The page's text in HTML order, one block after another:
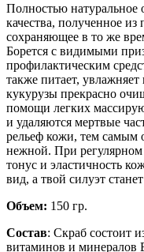
Полностью натуральное
качества, полученное
сохраняющее в то же
Борется с видимыми
профилактическим
также питает,
кукурузы прекрасно
помощи легких
и удаляются мертвые
рельеф кожи, тем самым
нежной. При регулярном
тонус и эластичность
вид, а твой силуэт
Объем: 150 гр.
Состав: Скраб состоит
витаминов и минералов